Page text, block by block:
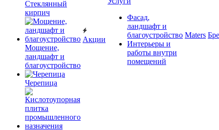
Cтеклянный
кирпич
Мощение,
ландшафт и
благоустройство
Черепица
Акции
Фасад,
ландшафт и
благоустройство
Интерьеры и
работы внутри
помещений
Maters